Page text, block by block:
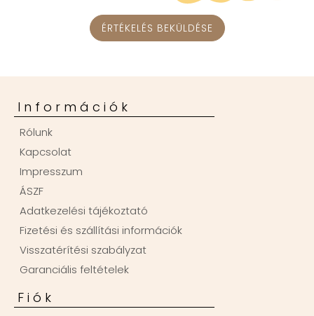
ÉRTÉKELÉS BEKÜLDÉSE
Információk
Rólunk
Kapcsolat
Impresszum
ÁSZF
Adatkezelési tájékoztató
Fizetési és szállítási információk
Visszatérítési szabályzat
Garanciális feltételek
Fiók